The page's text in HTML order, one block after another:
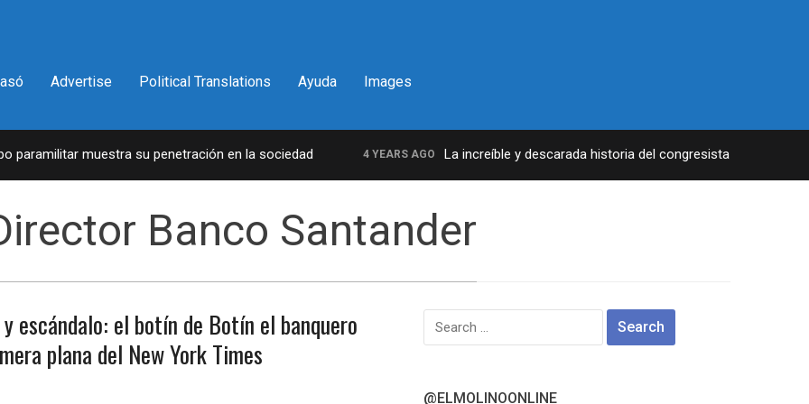
Advertise Political Translations Ayuda Images
muestra su penetración en la sociedad 4 YEARS AGO La increíble y descarada historia del congresista por NY George
Banco Santander
escándalo: el botín de Botín el banquero
plana del New York Times
Search
for:
@ELMOLINOONLINE